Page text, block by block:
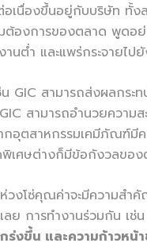
เนื่องขึ้นอยู่กับบริษัท ทั้ง
องการของตลาด พูดอย่
นต่ำ และแพร่กระจายไป
GIC สามารถส่งผลกระ
สามารถอำนวยความส
อุตสาหกรรมเคมีภัณฑ์มีค
เศษต่างก็มีข้อกังวลของ
วงโซ่คุณค่าจะมีความสำ
ลย การทำงานร่วมกัน เช่
งขึ้น และความก้าวหน้